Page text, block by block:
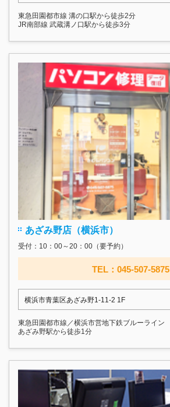
東急田園都市線 溝の口駅から徒歩2分
JR南部線 武蔵溝ノ口駅から徒歩3分
あざみ野店（横浜市）
受付：10：00～20：00（要予約）
TEL：045-507-5875
横浜市青葉区あざみ野1-11-2 1F
東急田園都市線／横浜市営地下鉄ブルーライン
あざみ野駅から徒歩1分